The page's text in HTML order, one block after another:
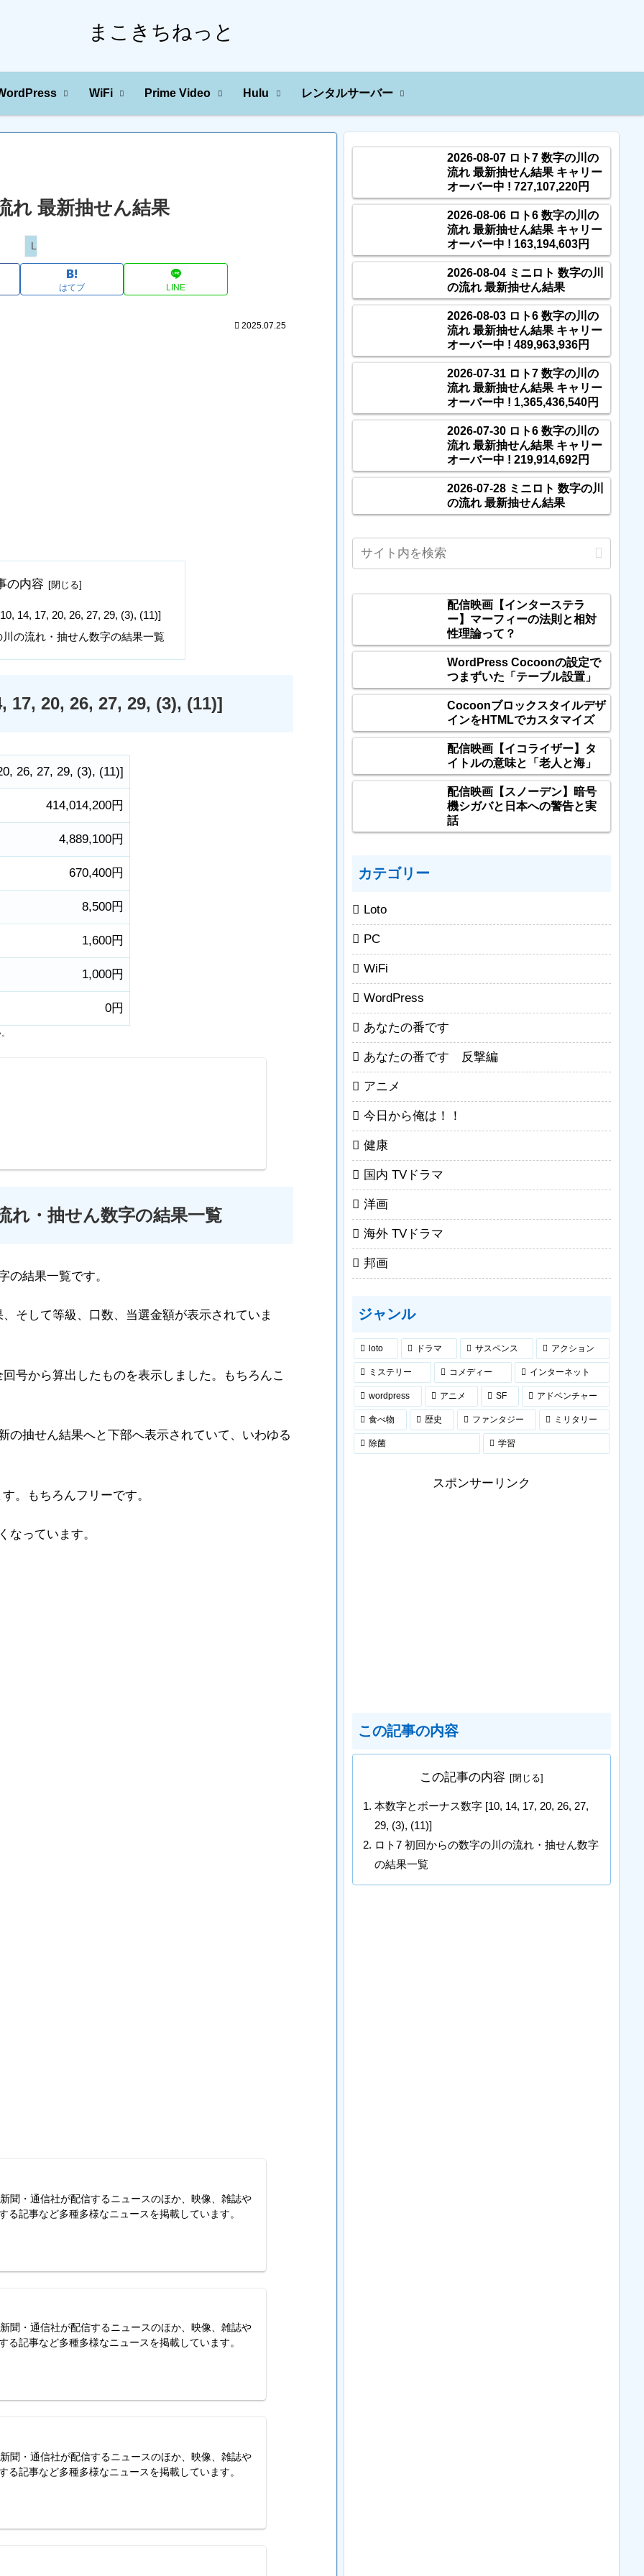
まこきちねっと
WiFi Prime Video Hulu レンタルサーバー
れ 最新抽せん結果
Loto
はてブ LINE
2025.07.25
の内容
14, 17, 20, 26, 27, 29, (3), (11)]
の流れ・抽せん数字の結果一覧
17, 20, 26, 27, 29, (3), (11)]
, 26, 27, 29, (3), (11)]
414,014,200円
4,889,100円
670,400円
8,500円
1,600円
1,000円
0円
れ・抽せん数字の結果一覧
の結果一覧です。
そして等級、口数、当選金額が表示されていま
号から算出したものを表示しました。もちろんこ
の抽せん結果へと下部へ表示されていて、いわゆる
。もちろんフリーです。
なっています。
聞・通信社が配信するニュースのほか、映像、雑誌や
る記事など多種多様なニュースを掲載しています。
聞・通信社が配信するニュースのほか、映像、雑誌や
る記事など多種多様なニュースを掲載しています。
聞・通信社が配信するニュースのほか、映像、雑誌や
る記事など多種多様なニュースを掲載しています。
2026-08-07 ロト7 数字の川の
流れ 最新抽せん結果 キャリー
オーバー中 ! 727,107,220円
2026-08-06 ロト6 数字の川の
流れ 最新抽せん結果 キャリー
オーバー中 ! 163,194,603円
2026-08-04 ミニロト 数字の川
の流れ 最新抽せん結果
2026-08-03 ロト6 数字の川の
流れ 最新抽せん結果 キャリー
オーバー中 ! 489,963,936円
2026-07-31 ロト7 数字の川の
流れ 最新抽せん結果 キャリー
オーバー中 ! 1,365,436,540円
2026-07-30 ロト6 数字の川の
流れ 最新抽せん結果 キャリー
オーバー中 ! 219,914,692円
2026-07-28 ミニロト 数字の川
の流れ 最新抽せん結果
配信映画【インターステラ
ー】マーフィーの法則と相対
性理論って？
WordPress Cocoonの設定で
つまずいた「テーブル設置」
Cocoonブロックスタイルデザ
インをHTMLでカスタマイズ
配信映画【イコライザー】タ
イトルの意味と「老人と海」
配信映画【スノーデン】暗号
機シガバと日本への警告と実
話
カテゴリー
Loto
PC
WiFi
WordPress
あなたの番です
あなたの番です 反撃編
アニメ
今日から俺は！！
健康
国内 TVドラマ
洋画
海外 TVドラマ
邦画
ジャンル
loto ドラマ サスペンス アクション
ミステリー コメディー インターネット
wordpress アニメ SF アドベンチャー
食べ物 歴史 ファンタジー ミリタリー
除菌 学習
スポンサーリンク
この記事の内容
この記事の内容
本数字とボーナス数字 [10, 14, 17, 20, 26, 27,
29, (3), (11)]
ロト7 初回からの数字の川の流れ・抽せん数字
の結果一覧